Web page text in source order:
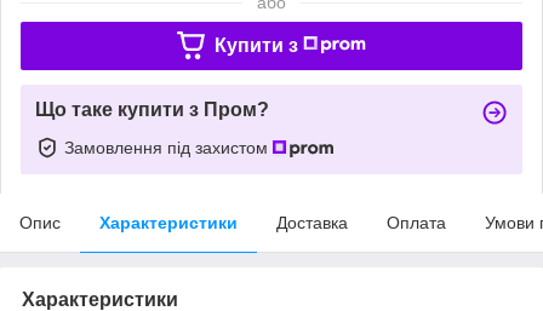
Купити з
Що таке купити з Пром?
Замовлення під захистом
Опис Характеристики Доставка Оплата Умови
Характеристики